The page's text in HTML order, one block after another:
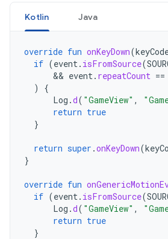
Kotlin Java
override fun onKeyDown(
if (event. isFromSource(
      &&
event. repeatCount ==
)
{
Log .d( "GameView" ,
return true
}
return super .onKeyDown(
}
override fun
if (event. isFromSource(
Log .d( "GameView" ,
return true
}